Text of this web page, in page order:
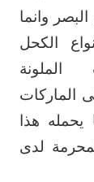
وانما
الكحل
‏الملونة
الماركات
يحمله هذا
لدى